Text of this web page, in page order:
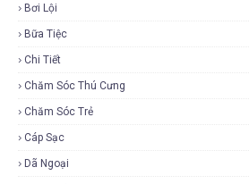
Bơi Lội
Bữa Tiệc
Chi Tiết
Chăm Sóc Thú Cưng
Chăm Sóc Trẻ
Cáp Sạc
Dã Ngoại